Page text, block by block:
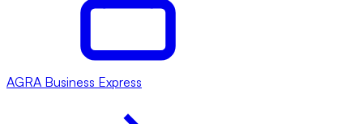
AGRA Business Express